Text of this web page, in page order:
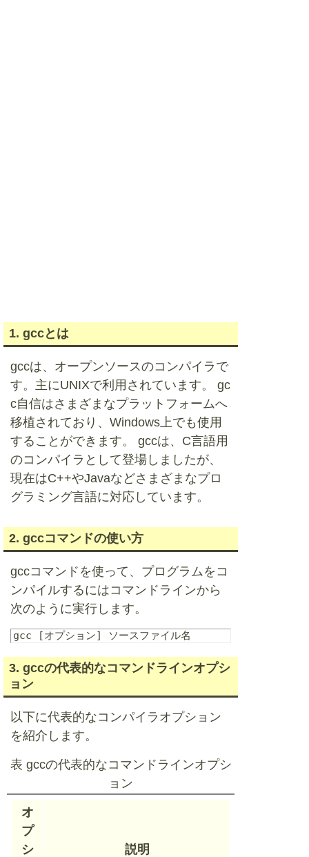
1. gccとは
gccは、オープンソースのコンパイラで
す。主にUNIXで利用されています。 gc
c自信はさまざまなプラットフォームへ
移植されており、Windows上でも使用
することができます。 gccは、C言語用
のコンパイラとして登場しましたが、
現在はC++やJavaなどさまざまなプロ
グラミング言語に対応しています。
2. gccコマンドの使い方
gccコマンドを使って、プログラムをコ
ンパイルするにはコマンドラインから
次のように実行します。
3. gccの代表的なコマンドラインオプシ
ョン
以下に代表的なコンパイラオプション
を紹介します。
表 gccの代表的なコマンドラインオプシ
ョン
オ
プ
シ
説明